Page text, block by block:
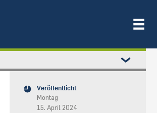
Veröffentlicht
Montag
15. April 2024